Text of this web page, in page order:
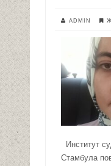
ADMIN
Институт
Стамбула